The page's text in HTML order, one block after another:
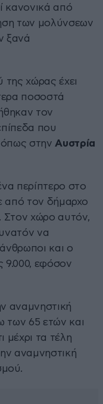
κανονικά από
των μολύνσεων
ξανά
χώρας έχει
ποσοστά
τον
που
στην Αυστρία
περίπτερο στο
από τον δήμαρχο
. Στον χώρο αυτόν,
να
και ο
9.000, εφόσον
αναμνηστική
των 65 ετών και
μέχρι τα τέλη
αναμνηστική